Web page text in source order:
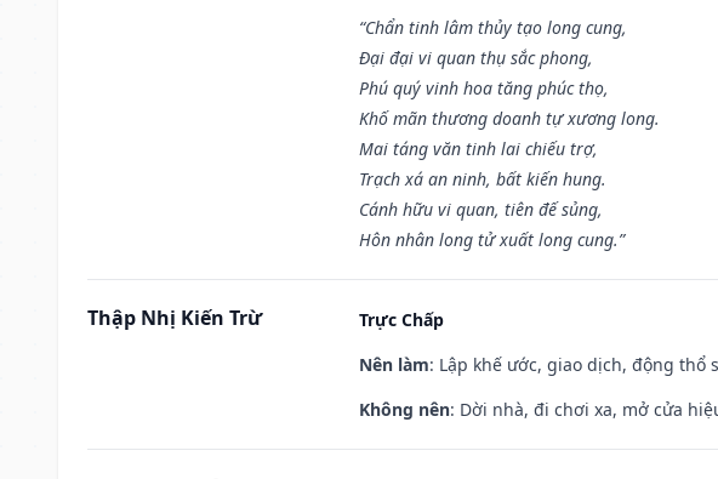
“Chẩn tinh lâm thủy tạo long cung,
Đại đại vi quan thụ sắc phong,
Phú quý vinh hoa tăng phúc thọ,
Khố mãn thương doanh tự xương long.
Mai táng văn tinh lai chiếu trợ,
Trạch xá an ninh, bất kiến hung.
Cánh hữu vi quan, tiên đế sủng,
Hôn nhân long tử xuất long cung.”
Thập Nhị Kiến Trừ
Trực Chấp
Nên làm: Lập khế ước, giao dịch, động
Không nên: Dời nhà, đi chơi xa, mở cửa